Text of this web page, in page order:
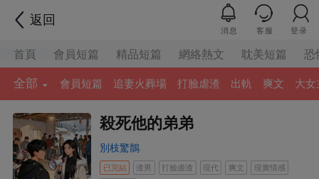
返回
消息 客服 登录
首頁 會員短篇 精品短篇 網絡熱文 耽美短篇 恐
全部 會員短篇 追妻火葬場 打臉虐渣 出軌 爽文 大女
殺死他的弟弟
別枝驚鵲
已完結 渣男 打臉虐渣 現代 爽文
現實情感